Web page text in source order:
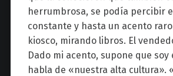
herrumbrosa, se podía percibir
constante y hasta un acento raro
kiosco, mirando libros. El
Dado mi acento, supone que soy
habla de «nuestra alta cultura».